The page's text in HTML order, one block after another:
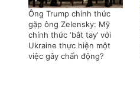
Ông Trump chính thức
gặp ông Zelensky: Mỹ
chính thức ‘bắt tay’ với
Ukraine thực hiện một
việc gây chấn động?